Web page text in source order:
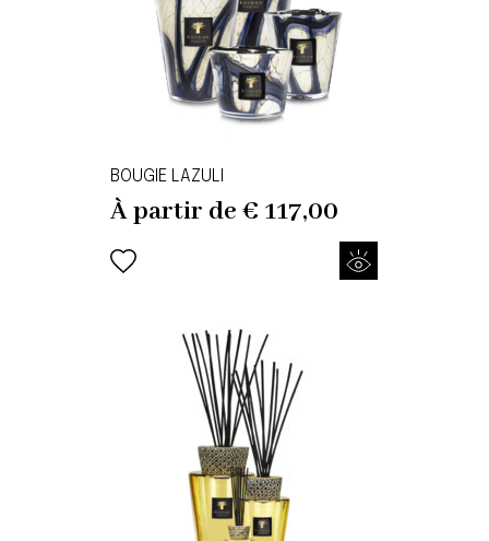
BOUGIE LAZULI
À partir de€ 117,00